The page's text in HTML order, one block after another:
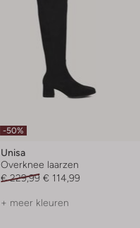
-50%
Unisa
Overknee laarzen
€ 229,99 € 114,99
+ meer kleuren